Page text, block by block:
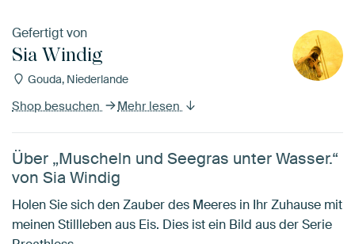
Gefertigt von
Sia Windig
Gouda, Niederlande
Shop besuchen Mehr lesen
Über „Muscheln und Seegras unter Wasser.“
von Sia Windig
Holen Sie sich den Zauber des Meeres in Ihr Zuhause mit
meinen Stillleben aus Eis. Dies ist ein Bild aus der Serie